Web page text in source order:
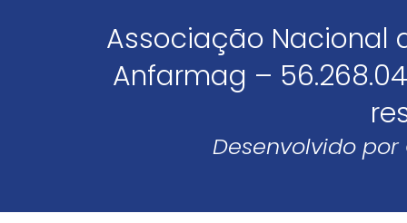
Associação Nacional
Anfarmag –
Desenvolvido por